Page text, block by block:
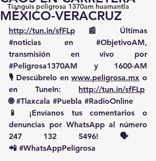
Tianguis peligrosa 1370am huamantla
MÉXICO-VERACRUZ
http://tun.in/sfFLp
#noticias en #ObjetivoAM,
#Peligrosa1370AM y 1600-AM
🎙️ Descúbrelo en www.peligrosa.mx o
en TuneIn: http://tun.in/sfFLp
🌐 #Tlaxcala #Puebla #RadioOnline
📱 ¡Envíanos tus comentarios o
denuncias por WhatsApp al número
247 132 5496! 🗣️
📲 #WhatsAppPeligrosa